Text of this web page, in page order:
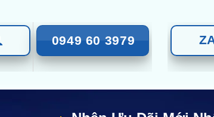
0949 60 3979